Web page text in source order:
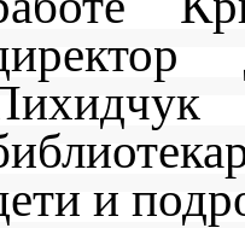
и